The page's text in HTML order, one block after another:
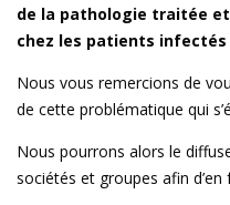
de la pathologie traitée
chez les patients
Nous vous remercions de
de cette problématique qui
Nous pourrons alors le
sociétés et groupes afin